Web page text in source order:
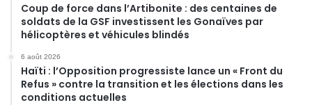
Coup de force dans l’Artibonite : des centaines de
soldats de la GSF investissent les Gonaïves par
hélicoptères et véhicules blindés
6 août 2026
Haïti : l’Opposition progressiste lance un « Front du
Refus » contre la transition et les élections dans les
conditions actuelles